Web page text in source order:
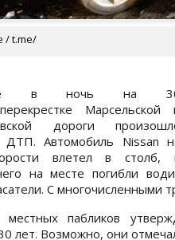
/ t.me/
в ночь на
Марсельской
дороги
ДТП. Автомобиль Nissan
влетел в столб,
на месте погибли
С многочисленными
пабликов
лет. Возможно, они